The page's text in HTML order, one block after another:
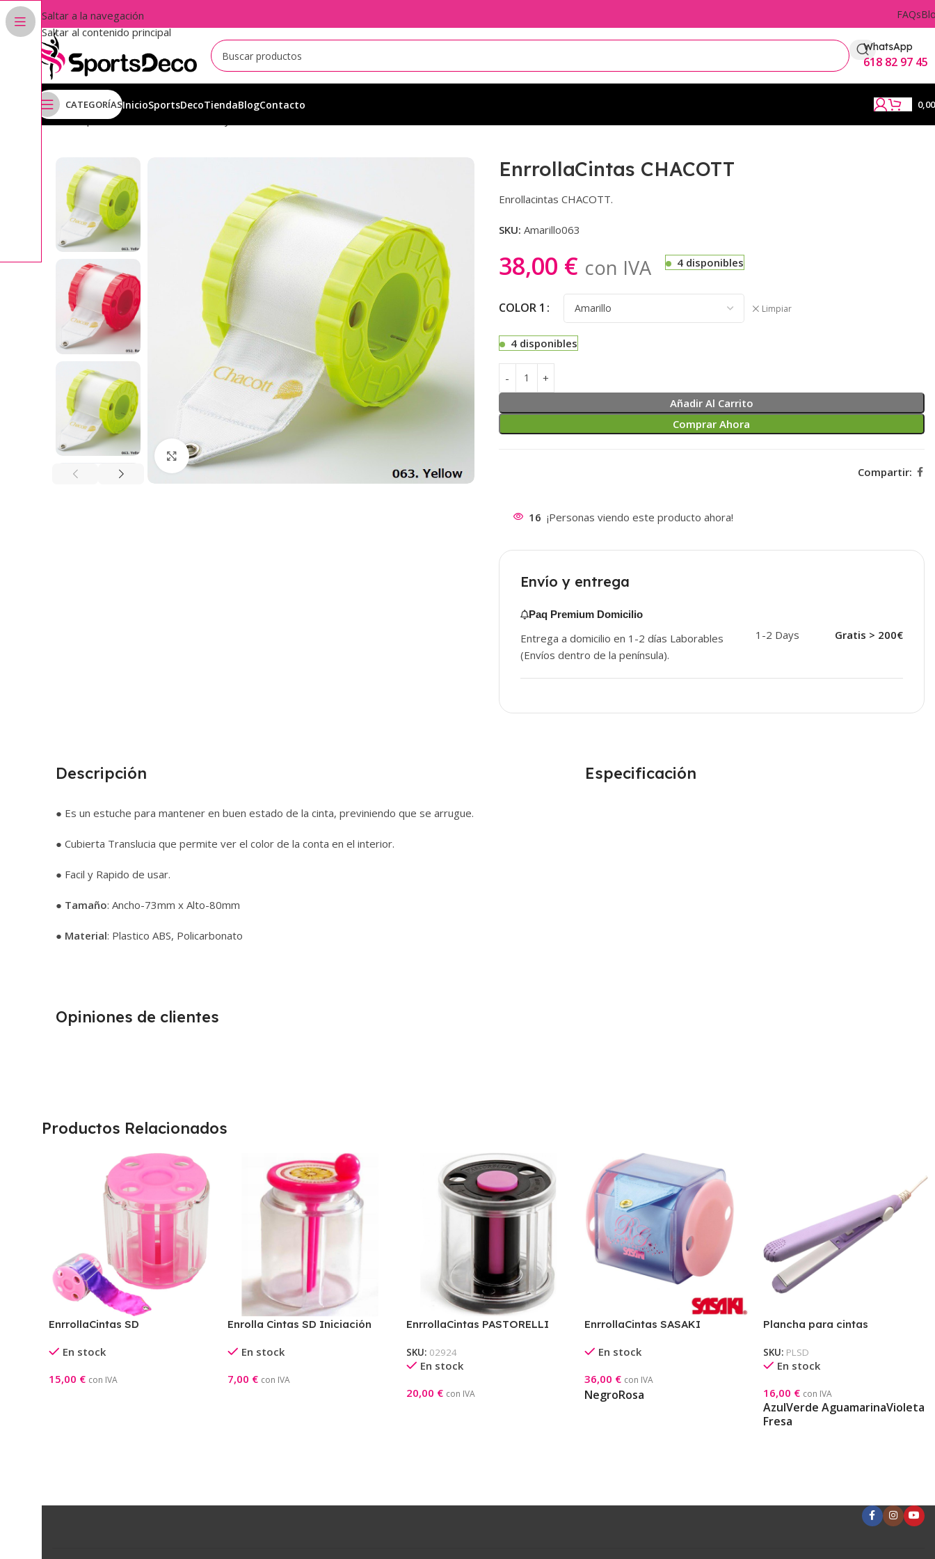
Saltar a la navegación
Saltar al contenido principal
FAQs
WhatsApp
618 82 97 45
CATEGORÍASInicioSportsDecoTiendaBlogContacto
Inicio Aparatos
Haga clic para ampliar
EnrrollaCintas CHACOTT
Enrollacintas CHACOTT.
SKU: Amarillo063
38,00 € con IVA 4 disponibles
COLOR 1 Limpiar
4 disponibles
Añadir Al Carrito
Comprar Ahora
Compartir:
16 ¡Personas viendo este producto ahora!
Envío y entrega
Paq Premium Domicilio
Entrega a domicilio en 1-2 días Laborables
(Envíos dentro de la península).
1-2 Days Gratis > 200€
Descripción
● Es un estuche para mantener en buen estado de la cinta, previniendo que se arrugue.
● Cubierta Translucia que permite ver el color de la conta en el interior.
● Facil y Rapido de usar.
● Tamaño: Ancho-73mm x Alto-80mm
● Material: Plastico ABS, Policarbonato
Especificación
Opiniones de clientes
Productos Relacionados
EnrrollaCintas SD
En stock
15,00 € con IVA
Enrolla Cintas SD Iniciación
En stock
7,00 € con IVA
EnrrollaCintas PASTORELLI
SKU: 02924
En stock
20,00 € con IVA
EnrrollaCintas SASAKI
En stock
36,00 € con IVA
Seleccionar Opciones
NegroRosa
Plancha para cintas
SKU: PLSD
En stock
16,00 € con IVA
Seleccionar Opciones
AzulVerde AguamarinaVioleta
Fresa